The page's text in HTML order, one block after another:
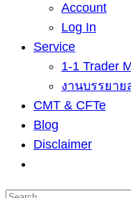
Account
Log In
Service
1-1 Trader
งานบรรยา
CMT & CFTe
Blog
Disclaimer
Search